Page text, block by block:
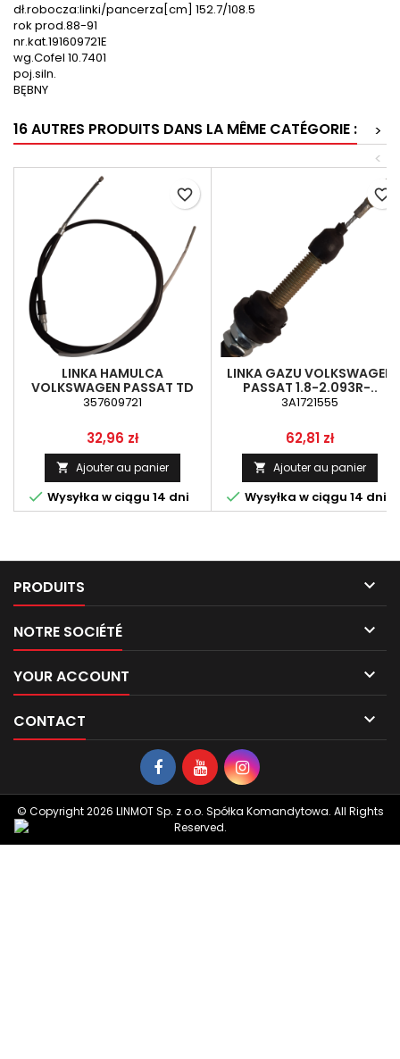
dł.robocza:linki/pancerza[cm] 152.7/108.5
rok prod.88-91
nr.kat.191609721E
wg.Cofel 10.7401
poj.siln.
BĘBNY
16 AUTRES PRODUITS DANS LA MÊME CATÉGORIE :
>
<
LINKA HAMULCA
VOLKSWAGEN PASSAT TD
1,6-1,9 88R..
357609721
Prix
32,96 zł
 Ajouter au panier
 Wysyłka w ciągu 14 dni
favorite_border
LINKA GAZU VOLKSWAGEN
PASSAT 1.8-2.093R-..
3A1721555
Prix
62,81 zł
 Ajouter au panier
 Wysyłka w ciągu 14 dni
favorite_border
PRODUITS 
NOTRE SOCIÉTÉ 
YOUR ACCOUNT 
CONTACT 
© Copyright 2026 LINMOT Sp. z o.o. Spółka Komandytowa. All Rights
Reserved.